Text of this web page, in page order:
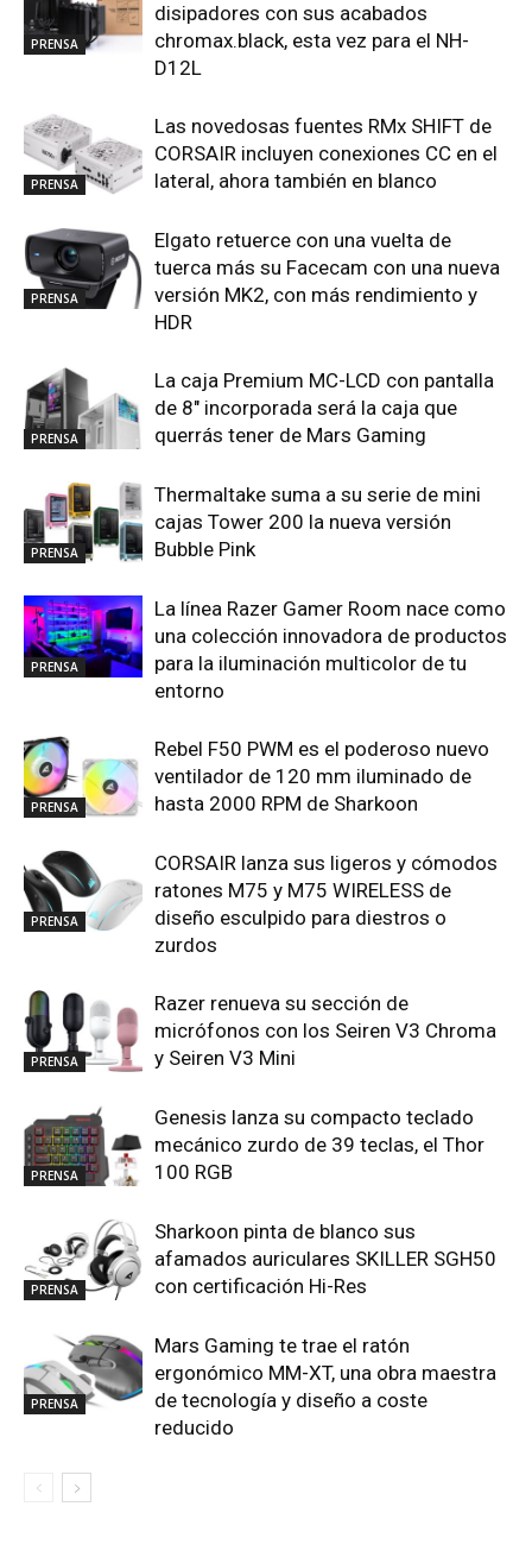
PRENSA
disipadores con sus acabados
chromax.black, esta vez para el NH-
D12L
PRENSA
Las novedosas fuentes RMx SHIFT de
CORSAIR incluyen conexiones CC en el
lateral, ahora también en blanco
PRENSA
Elgato retuerce con una vuelta de
tuerca más su Facecam con una nueva
versión MK2, con más rendimiento y
HDR
PRENSA
La caja Premium MC-LCD con pantalla
de 8″ incorporada será la caja que
querrás tener de Mars Gaming
PRENSA
Thermaltake suma a su serie de mini
cajas Tower 200 la nueva versión
Bubble Pink
PRENSA
La línea Razer Gamer Room nace como
una colección innovadora de productos
para la iluminación multicolor de tu
entorno
PRENSA
Rebel F50 PWM es el poderoso nuevo
ventilador de 120 mm iluminado de
hasta 2000 RPM de Sharkoon
PRENSA
CORSAIR lanza sus ligeros y cómodos
ratones M75 y M75 WIRELESS de
diseño esculpido para diestros o
zurdos
PRENSA
Razer renueva su sección de
micrófonos con los Seiren V3 Chroma
y Seiren V3 Mini
PRENSA
Genesis lanza su compacto teclado
mecánico zurdo de 39 teclas, el Thor
100 RGB
PRENSA
Sharkoon pinta de blanco sus
afamados auriculares SKILLER SGH50
con certificación Hi-Res
PRENSA
Mars Gaming te trae el ratón
ergonómico MM-XT, una obra maestra
de tecnología y diseño a coste
reducido